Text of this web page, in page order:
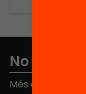
No et
Més de 40.000